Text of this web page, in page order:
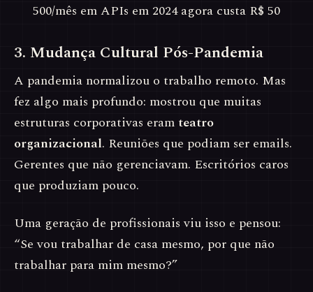
500/mês em APIs em 2024 agora custa R$ 50
3. Mudança Cultural Pós-Pandemia
A pandemia normalizou o trabalho remoto. Mas
fez algo mais profundo: mostrou que muitas
estruturas corporativas eram teatro
organizacional. Reuniões que podiam ser emails.
Gerentes que não gerenciavam. Escritórios caros
que produziam pouco.
Uma geração de profissionais viu isso e pensou:
“Se vou trabalhar de casa mesmo, por que não
trabalhar para mim mesmo?”